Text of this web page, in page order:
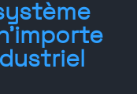
Română
Svenska